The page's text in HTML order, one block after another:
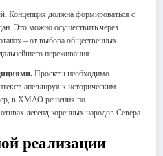
Концепция должна формироваться с
Это можно осуществить через
– от выбора общественных
переживания.
Проекты необходимо
апеллируя к историческим
в ХМАО решения по
легенд коренных народов Севера.
реализации